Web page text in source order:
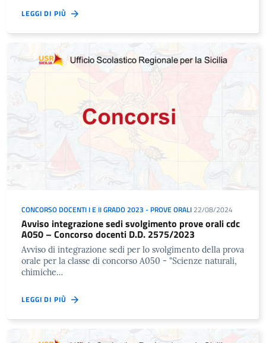
LEGGI DI PIÙ
CONCORSO DOCENTI I E II GRADO 2023 - PROVE ORALI 22/08/2024
Avviso integrazione sedi svolgimento prove orali cdc
A050 – Concorso docenti D.D. 2575/2023
Avviso di integrazione sedi per lo svolgimento della prova
orale per la classe di concorso A050 - "Scienze naturali,
chimiche…
LEGGI DI PIÙ